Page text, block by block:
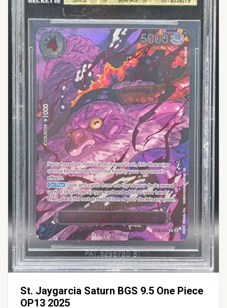
St. Jaygarcia Saturn BGS 9.5 One Piece
OP13 2025